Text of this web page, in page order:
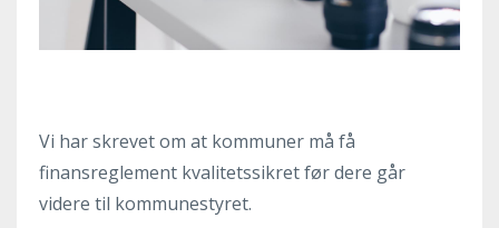
Vi har skrevet om at kommuner må få
finansreglement kvalitetssikret før dere går
videre til kommunestyret.